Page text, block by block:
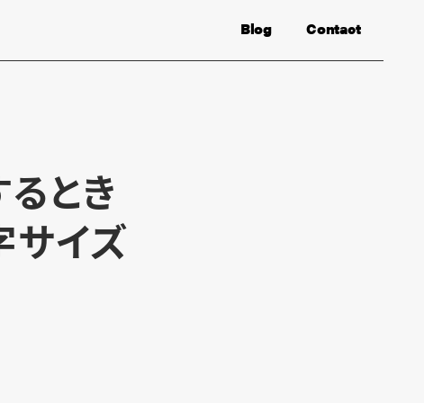
Contact
Blog
とき
サイズ